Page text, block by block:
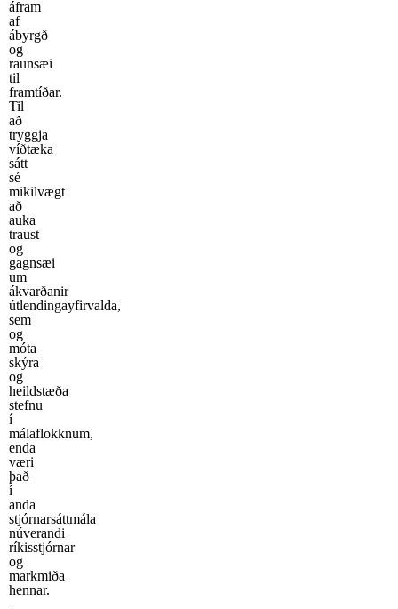
áfram
af
ábyrgð
og
raunsæi
til
framtíðar.
Til
að
tryggja
víðtæka
sátt
sé
mikilvægt
að
auka
traust
og
gagnsæi
um
ákvarðanir
útlendingayfirvalda,
sem
og
móta
skýra
og
heildstæða
stefnu
í
málaflokknum,
enda
væri
það
í
anda
stjórnarsáttmála
núverandi
ríkisstjórnar
og
markmiða
hennar.